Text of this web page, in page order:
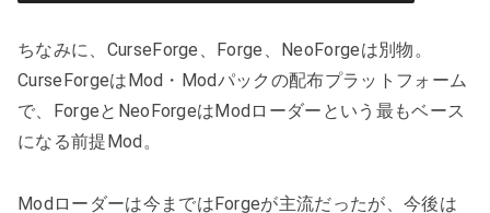
ちなみに、CurseForge、Forge、NeoForgeは別物。
CurseForgeはMod・Modパックの配布プラットフォーム
で、ForgeとNeoForgeはModローダーという最もベース
になる前提Mod。
Modローダーは今まではForgeが主流だったが、今後は